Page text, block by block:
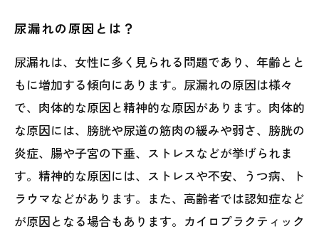
カイロプラクティックで尿漏れ改善をした方
尿漏れの原因とは？
尿漏れは、女性に多く見られる問題であり、年齢とと
もに増加する傾向にあります。尿漏れの原因は様々
で、肉体的な原因と精神的な原因があります。肉体的
な原因には、膀胱や尿道の筋肉の緩みや弱さ、膀胱の
炎症、腸や子宮の下垂、ストレスなどが挙げられま
す。精神的な原因には、ストレスや不安、うつ病、ト
ラウマなどがあります。また、高齢者では認知症など
が原因となる場合もあります。カイロプラクティック